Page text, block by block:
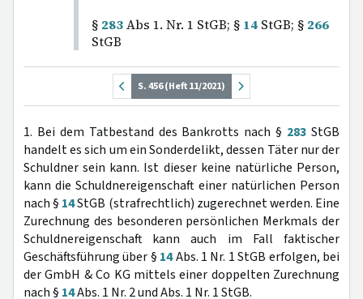
§ 283Abs 1. Nr. 1 StGB; § 14 StGB; § 266
StGB
S. 456 (Heft 11/2021)
1. Bei dem Tatbestand des Bankrotts nach § 283 StGB
handelt es sich um ein Sonderdelikt, dessen Täter nur der
Schuldner sein kann. Ist dieser keine natürliche Person,
kann die Schuldnereigenschaft einer natürlichen Person
nach § 14StGB (strafrechtlich) zugerechnet werden. Eine
Zurechnung des besonderen persönlichen Merkmals der
Schuldnereigenschaft kann auch im Fall faktischer
Geschäftsführung über § 14Abs. 1 Nr. 1 StGB erfolgen, bei
der GmbH & Co KG mittels einer doppelten Zurechnung
nach § 14Abs. 1 Nr. 2 und Abs. 1 Nr. 1 StGB.